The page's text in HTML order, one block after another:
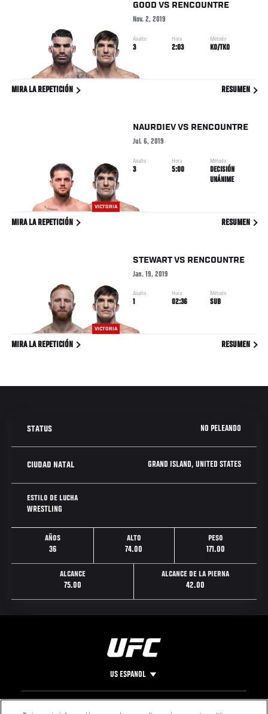
GOOD VS RENCOUNTRE
Nov. 2, 2019
Asalto
3
Hora
2:03
Método
KO/TKO
MIRA LA REPETICIÓN RESUMEN
VICTORIA
NAURDIEV VS RENCOUNTRE
Jul. 6, 2019
Asalto
3
Hora
5:00
Método
DECISIÓN
UNÁNIME
MIRA LA REPETICIÓN RESUMEN
VICTORIA
STEWARTVS RENCOUNTRE
Jan. 19, 2019
Asalto
1
Hora
02:36
Método
SUB
MIRA LA REPETICIÓN RESUMEN
STATUS NO PELEANDO
CIUDAD NATAL GRAND ISLAND, UNITED STATES
ESTILO DE LUCHA
WRESTLING
AÑOS
36
ALTO
74.00
PESO
171.00
ALCANCE
75.00
ALCANCE DE LA PIERNA
42.00
US ESPANOL